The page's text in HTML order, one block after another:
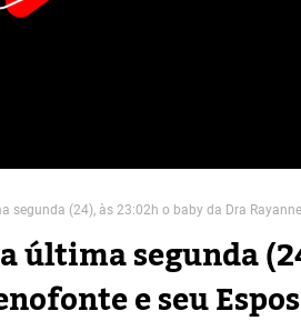
segunda (24), às 23:02h o baby da Dra
última segunda
e seu